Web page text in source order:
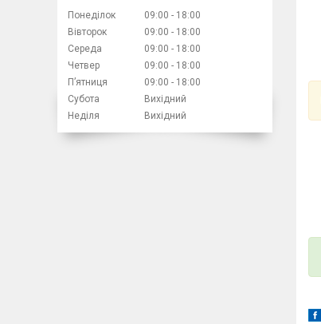
Понеділок 09:00
18:00
Вівторок
09:00
18:00
Середа
09:00
18:00
Четвер
09:00
18:00
Пʼятниця
09:00
18:00
Субота
Вихідний
Неділя
Вихідний